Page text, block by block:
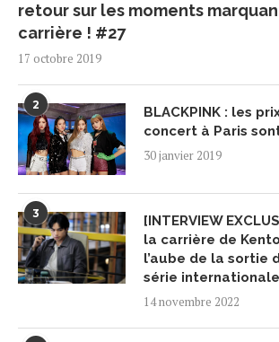
retour sur les moments
carrière ! #27
17 octobre 2019
2
BLACKPINK : les
concert à Paris
30 janvier 2019
3
[INTERVIEW
la carrière de
l’aube de la sortie
série
14 novembre 2022